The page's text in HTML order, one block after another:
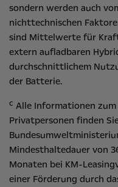
sondern werden auch
nichttechnischen
sind Mittelwerte für
extern aufladbaren
durchschnittlichem
der Batterie.
c Alle Informationen
Privatpersonen finden
Mindesthaltedauer von
Monaten bei KM-
einer Förderung durch